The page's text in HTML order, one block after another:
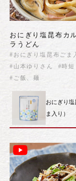
おにぎり塩昆布カ
ラうどん
#おにぎり塩昆布ごま
#山本ゆりさん
#時短
#ご飯、麺
おにぎり
ま入り）